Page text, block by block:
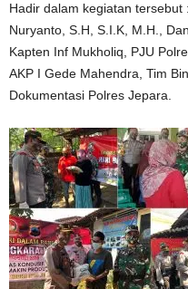
Hadir dalam kegiatan tersebut
Nuryanto, S.H, S.I.K, M.H.,
Kapten Inf Mukholiq, PJU
AKP I Gede Mahendra, Tim
Dokumentasi Polres Jepara.